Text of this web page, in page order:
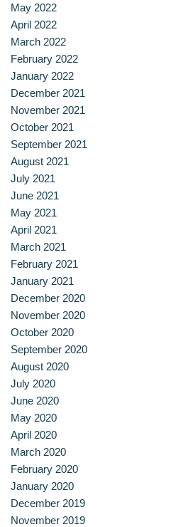
อาหารเพื่อสุขภาพ ดีต่อกายและใจ
อาหารไทยรสเลิศ
เรียนรู้เทคนิคอาหารนานาชาติ
เลือกหลักสูตร
โครงสร้างการบริหารงาน
โรงเรียนการเรือน
May 2022
April 2022
March 2022
February 2022
January 2022
December 2021
November 2021
October 2021
September 2021
August 2021
July 2021
June 2021
May 2021
April 2021
March 2021
February 2021
January 2021
December 2020
November 2020
October 2020
September 2020
August 2020
July 2020
June 2020
May 2020
April 2020
March 2020
February 2020
January 2020
December 2019
November 2019